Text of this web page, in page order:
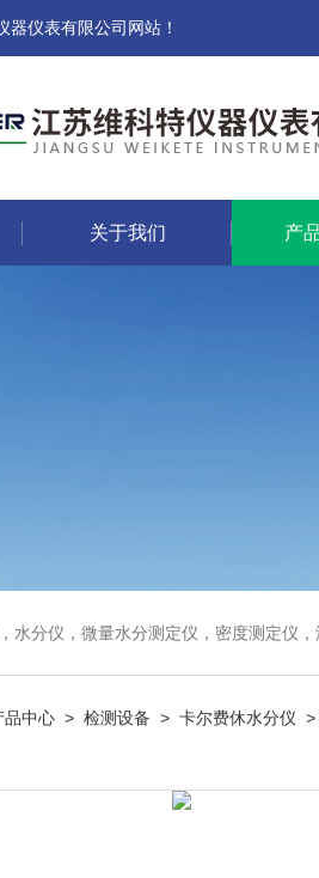
器仪表有限公司网站！
关于我们 产
水分仪，微量水分测定仪，密度测定仪
品中心 > 检测设备 > 卡尔费休水分仪 >